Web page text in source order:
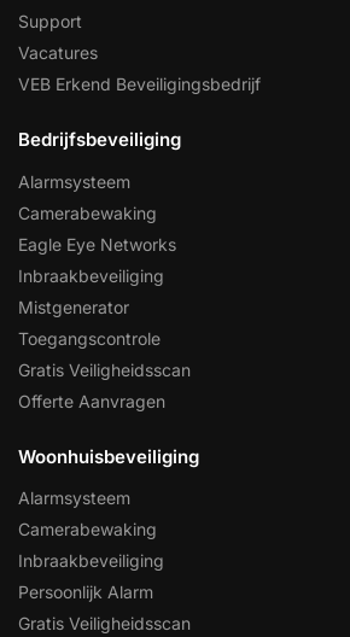
Support
Vacatures
VEB Erkend Beveiligingsbedrijf
Bedrijfsbeveiliging
Alarmsysteem
Camerabewaking
Eagle Eye Networks
Inbraakbeveiliging
Mistgenerator
Toegangscontrole
Gratis Veiligheidsscan
Offerte Aanvragen
Woonhuisbeveiliging
Alarmsysteem
Camerabewaking
Inbraakbeveiliging
Persoonlijk Alarm
Gratis Veiligheidsscan